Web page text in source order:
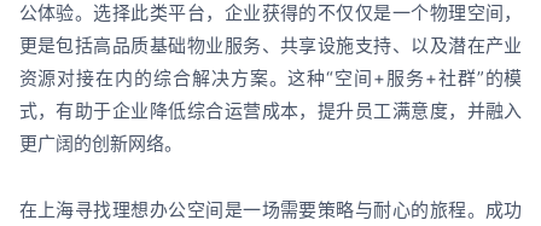
公体验。选择此类平台，企业获得的不仅仅是一个物理空间，
更是包括高品质基础物业服务、共享设施支持、以及潜在产业
资源对接在内的综合解决方案。这种“空间+服务+社群”的模
式，有助于企业降低综合运营成本，提升员工满意度，并融入
更广阔的创新网络。
在上海寻找理想办公空间是一场需要策略与耐心的旅程。成功